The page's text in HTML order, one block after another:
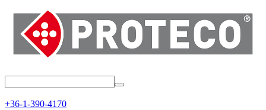
+36-1-390-4170